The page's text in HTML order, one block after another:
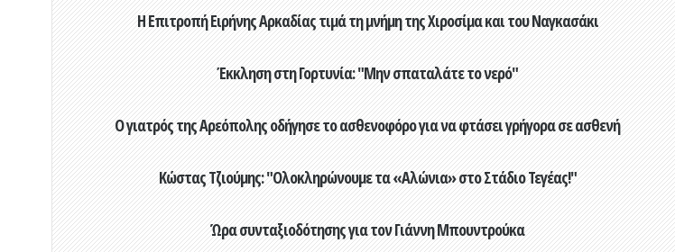
Η Επιτροπή Ειρήνης Αρκαδίας τιμά τη μνήμη της Χιροσίμα και του Ναγκασάκι
Έκκληση στη Γορτυνία: "Μην σπαταλάτε το νερό"
Ο γιατρός της Αρεόπολης οδήγησε το ασθενοφόρο για να φτάσει γρήγορα σε ασθενή
Κώστας Τζιούμης: "Ολοκληρώνουμε τα «Αλώνια» στο Στάδιο Τεγέας!"
Ώρα συνταξιοδότησης για τον Γιάννη Μπουντρούκα